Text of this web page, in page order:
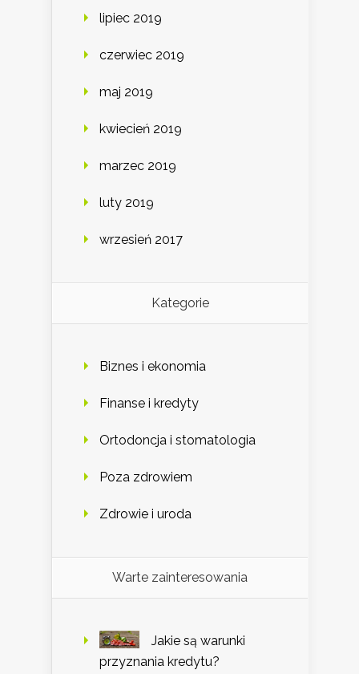
lipiec 2019
czerwiec 2019
maj 2019
kwiecień 2019
marzec 2019
luty 2019
wrzesień 2017
Kategorie
Biznes i ekonomia
Finanse i kredyty
Ortodoncja i stomatologia
Poza zdrowiem
Zdrowie i uroda
Warte zainteresowania
Jakie są warunki
przyznania kredytu?